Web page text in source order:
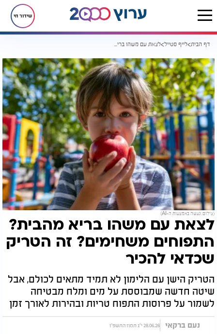
שידור חי
דף הבית לייף סטייל לצאת עם משהו בריא מהבית? התפוחים משחימים? זה הטריק שכדאי להכיר
(צילום: נעשה באמצעות ה-AI)
לצאת עם משהו בריא מהבית?
התפוחים משחימים? זה הטריק
שכדאי להכיר
הטריק הישן עם הלימון לא תמיד מתאים לכולם, אבל
שיטה חדשה שמבוססת על מים ומלח מבטיחה
לשמור על פרוסות התפוח טריות ובהירות לאורך זמן
נעם ברקאי 28.06.26 י"ג תמוז התשפ"ו